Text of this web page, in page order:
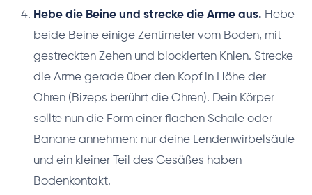
Hebe die Beine und strecke die Arme aus. Hebe
beide Beine einige Zentimeter vom Boden, mit
gestreckten Zehen und blockierten Knien. Strecke
die Arme gerade über den Kopf in Höhe der
Ohren (Bizeps berührt die Ohren). Dein Körper
sollte nun die Form einer flachen Schale oder
Banane annehmen: nur deine Lendenwirbelsäule
und ein kleiner Teil des Gesäßes haben
Bodenkontakt.